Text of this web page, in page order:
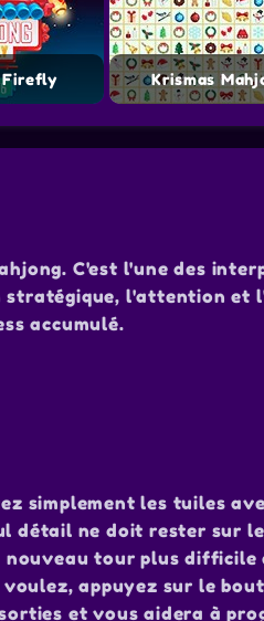
Firefly Krismas
C'est l'une des
stratégique, l'attention et
accumulé.
simplement les tuiles
détail ne doit rester sur
nouveau tour plus
appuyez sur le
et vous aidera à